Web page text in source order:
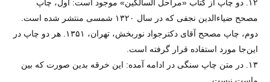
۱۲. دو چاپ از کتاب «مراحل السالکین» موجود است: اول، چاپ
مصحح ضیاءالدین نجفی که در سال ۱۳۲۰ شمسی منتشر شده است.
دوم، چاپ مصحح آقای دکترجواد نوربخش، تهران، ۱۳۵۱. هر دو چاپ در
این‌جا مورد استفاده قرار گرفته است.
۱۳. در متن چاپ سنگی در ادامه آمده: این خرقه بدین صورت که بین
ماست نیست.